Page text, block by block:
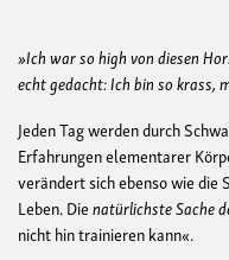
»Ich war so high von diesen
echt gedacht: Ich bin so krass,
Jeden Tag werden durch
Erfahrungen elementarer
verändert sich ebenso wie die
Leben. Dienatürlichste Sache
nicht hin trainieren kann«.